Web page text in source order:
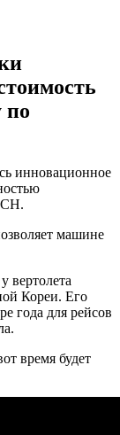
по
инновационное
машине
вертолета
Кореи. Его
года для рейсов
время будет